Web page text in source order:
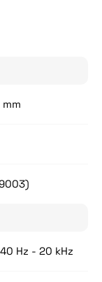
Hz - 20 kHz